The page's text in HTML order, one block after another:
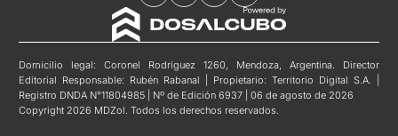
Domicilio legal: Coronel Rodríguez 1260, Mendoza, Argentina. Director
Editorial Responsable: Rubén Rabanal | Propietario: Territorio Digital S.A. |
Registro DNDA N°11804985 | Nº de Edición 6937 | 06 de agosto de 2026
Copyright 2026 MDZol. Todos los derechos reservados.